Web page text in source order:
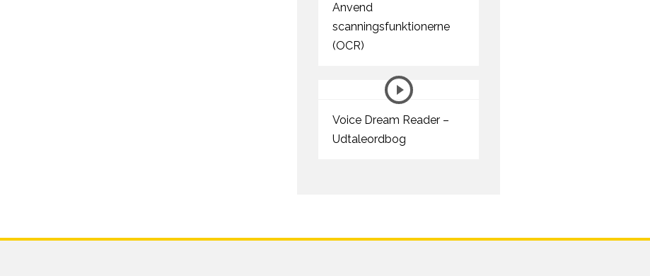
Anvend
scanningsfunktionerne
(OCR)
Voice Dream Reader –
Udtaleordbog